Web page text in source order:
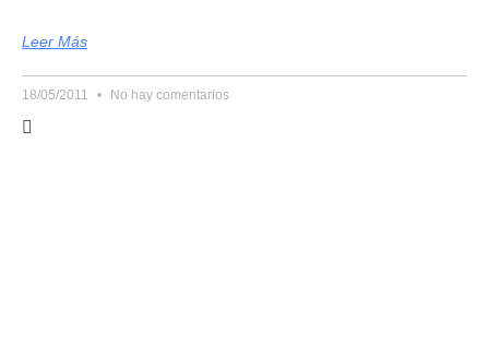
Leer Más
18/05/2011 No hay comentarios